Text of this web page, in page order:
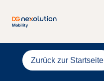
Zurück zur Startseite